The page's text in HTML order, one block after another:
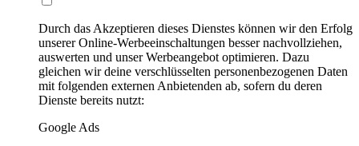
Durch das Akzeptieren dieses Dienstes können wir den Erfolg
unserer Online-Werbeeinschaltungen besser nachvollziehen,
auswerten und unser Werbeangebot optimieren. Dazu
gleichen wir deine verschlüsselten personenbezogenen Daten
mit folgenden externen Anbietenden ab, sofern du deren
Dienste bereits nutzt:
Google Ads